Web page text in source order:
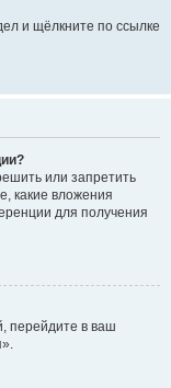
и щёлкните по ссылке
или запретить
какие вложения
для получения
перейдите в ваш